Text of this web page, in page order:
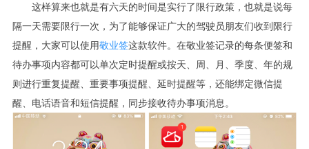
这样算来也就是有六天的时间是实行了限行政策，也就是说每
隔一天需要限行一次，为了能够保证广大的驾驶员朋友们收到限行
提醒，大家可以使用敬业签这款软件。在敬业签记录的每条便签和
待办事项内容都可以单次定时提醒或按天、周、月、季度、年的规
则进行重复提醒、重要事项提醒、延时提醒等，还能绑定微信提
醒、电话语音和短信提醒，同步接收待办事项消息。